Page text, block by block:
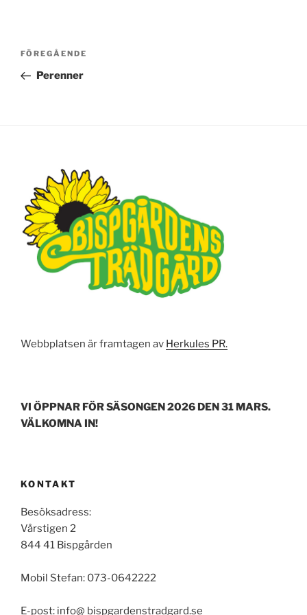
Inläggsnavigering
Föregående
inlägg
FÖREGÅENDE
Perenner
Webbplatsen är framtagen av Herkules PR.
VI ÖPPNAR FÖR SÄSONGEN 2026 DEN 31 MARS.
VÄLKOMNA IN!
KONTAKT
Besöksadress:
Vårstigen 2
844 41 Bispgården
Mobil Stefan: 073-0642222
E-post: info@ bispgardenstradgard.se